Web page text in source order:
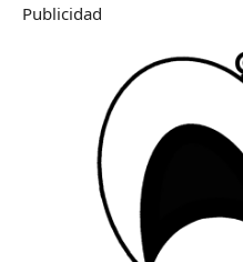
Publicidad